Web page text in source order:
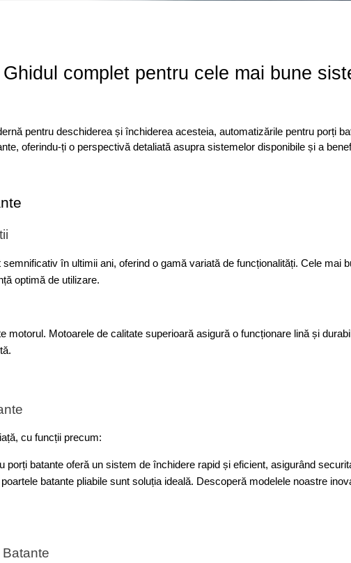
complet pentru cele mai bune
pentru deschiderea și închiderea acesteia, automatizările pentru porți
oferindu-ți o perspectivă detaliată asupra sistemelor disponibile și a
în ultimii ani, oferind o gamă variată de funcționalități. Cele mai
optimă de utilizare.
motorul. Motoarele de calitate superioară asigură o funcționare lină și
cu funcții precum:
batante oferă un sistem de închidere rapid și eficient, asigurând
problemă, poartele batante pliabile sunt soluția ideală. Descoperă modelele